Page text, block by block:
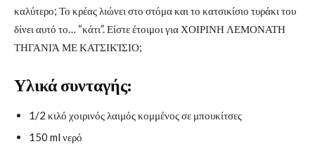
καλύτερο; Το κρέας λιώνει στο στόμα και το κατσικίσιο τυράκι του
δίνει αυτό το… “κάτι”. Είστε έτοιμοι για ΧΟΙΡΙΝΗ ΛΕΜΟΝΑΤΗ
ΤΗΓΑΝΙΆ ΜΕ ΚΑΤΣΙΚΊΣΙΟ;
Υλικά συνταγής:
1/2 κιλό χοιρινός λαιμός κομμένος σε μπουκίτσες
150 ml νερό